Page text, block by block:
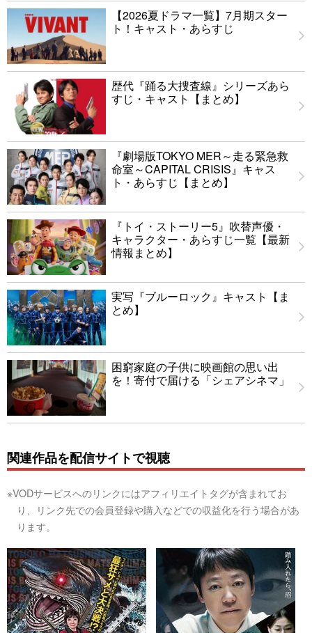
【2026夏ドラマ一覧】7月期スター
ト！キャスト・あらすじ
歴代『踊る大捜査線』シリーズあら
すじ・キャスト【まとめ】
『劇場版TOKYO MER～走る緊急救
命室～CAPITAL CRISIS』キャス
ト・あらすじ【まとめ】
『トイ・ストーリー5』吹替声優・
キャラクター・あらすじ一覧【最新
情報まとめ】
実写『ブルーロック』キャスト【ま
とめ】
困窮家庭の子供に映画館の思い出
を！寄付で届ける「シェアシネマ」
関連作品を配信サイトで視聴
※VODサービスへのリンクにはアフィリエイトタグが含まれてお
り、リンク先での会員登録や購入などでの収益化を行う場合があ
ります。